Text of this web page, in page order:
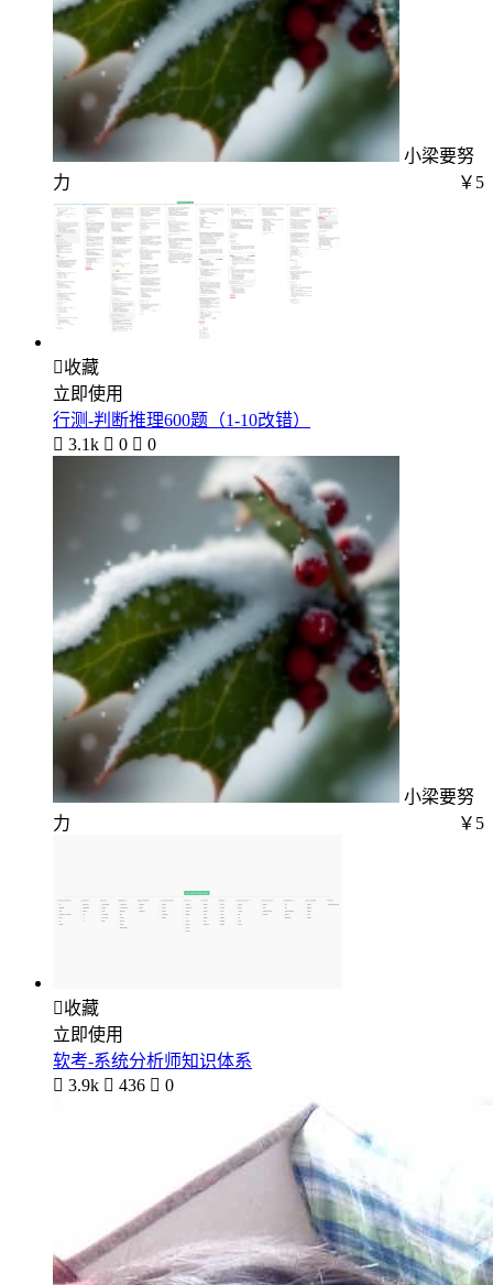
小梁要努
力
￥5
收藏
立即使用
行测-判断推理600题（1-10改错）
 3.1k  0  0
小梁要努
力
￥5
收藏
立即使用
软考-系统分析师知识体系
 3.9k  436  0